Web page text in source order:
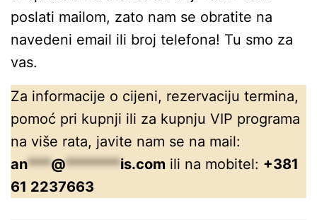
poslati mailom, zato nam se obratite na
navedeni email ili broj telefona! Tu smo za
vas.
Za informacije o cijeni, rezervaciju termina,
pomoć pri kupnji ili za kupnju VIP programa
na više rata, javite nam se na mail:
an***@*******is.com ili na mobitel: +381
61 2237663